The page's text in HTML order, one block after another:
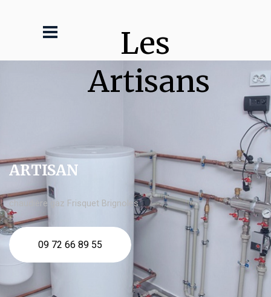
Les
Artisans
ARTISAN
chaudière gaz Frisquet Brignoles
09 72 66 89 55